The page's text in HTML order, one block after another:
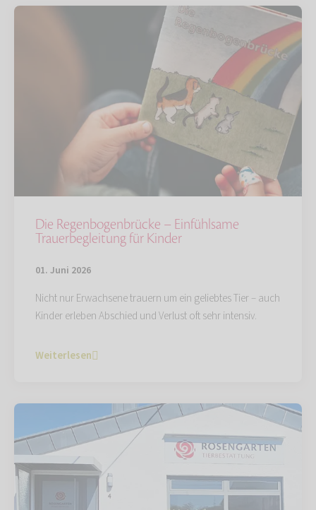
Die Regenbogenbrücke – Einfühlsame
Trauerbegleitung für Kinder
01. Juni 2026
Nicht nur Erwachsene trauern um ein geliebtes Tier – auch
Kinder erleben Abschied und Verlust oft sehr intensiv.
Weiterlesen